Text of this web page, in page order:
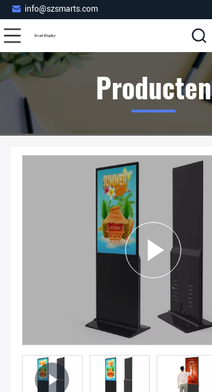
info@szsmarts.com
Producten